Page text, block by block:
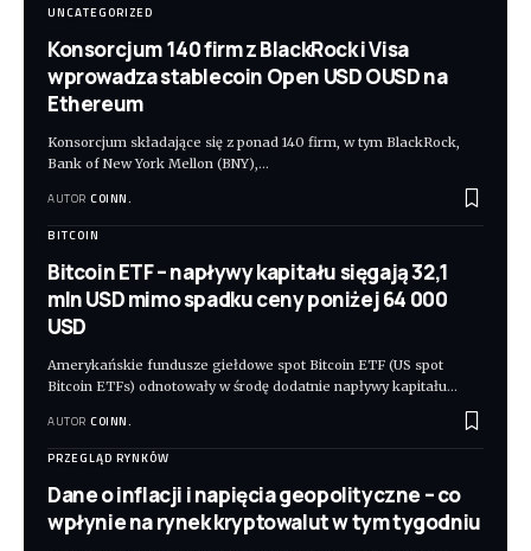
UNCATEGORIZED
Konsorcjum 140 firm z BlackRock i Visa
wprowadza stablecoin Open USD OUSD na
Ethereum
Konsorcjum składające się z ponad 140 firm, w tym BlackRock,
Bank of New York Mellon (BNY),…
AUTOR COINN.
BITCOIN
Bitcoin ETF – napływy kapitału sięgają 32,1
mln USD mimo spadku ceny poniżej 64 000
USD
Amerykańskie fundusze giełdowe spot Bitcoin ETF (US spot
Bitcoin ETFs) odnotowały w środę dodatnie napływy kapitału…
AUTOR COINN.
PRZEGLĄD RYNKÓW
Dane o inflacji i napięcia geopolityczne – co
wpłynie na rynek kryptowalut w tym tygodniu